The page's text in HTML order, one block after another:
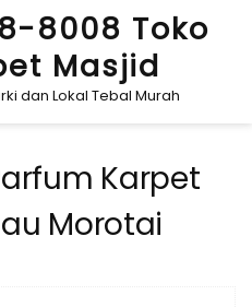
8008 Toko
Masjid
dan Lokal Tebal Murah
Karpet
Morotai